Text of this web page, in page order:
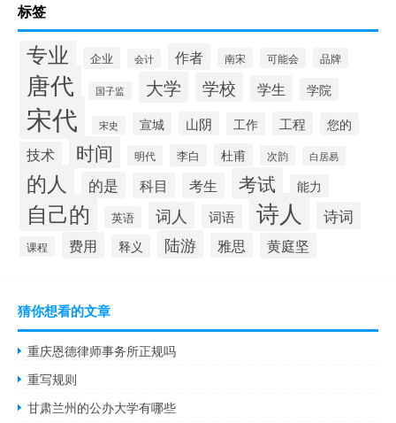
标签
专业 企业 会计 作者 南宋 可能会 品牌
唐代 国子监 大学 学校 学生 学院
宋代 宋史 宣城 山阴 工作 工程 您的
技术 时间 明代 李白 杜甫 次韵 白居易
的人 的是 科目 考生 考试 能力
自己的 英语 词人 词语 诗人 诗词
课程 费用 释义 陆游 雅思 黄庭坚
猜你想看的文章
重庆恩德律师事务所正规吗
重写规则
甘肃兰州的公办大学有哪些